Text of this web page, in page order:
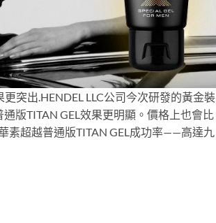
突出.HENDEL LLC公司今次研發的黃金裝
版TITAN GEL效果更明顯。價格上也會比
素超越普通版TITAN GEL成功率——高達九